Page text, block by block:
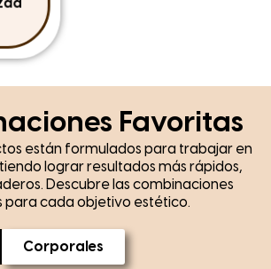
Favoritas
están formulados para trabajar en
lograr resultados más rápidos,
Descubre las combinaciones
para cada objetivo estético.
Corporales